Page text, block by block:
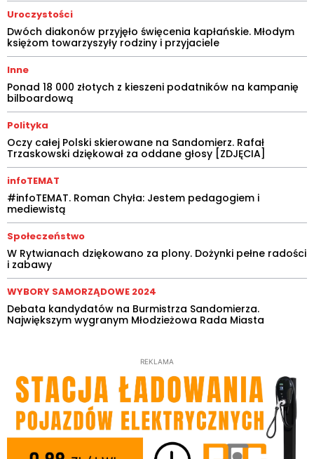
Uroczystości
Dwóch diakonów przyjęło święcenia kapłańskie. Młodym
księżom towarzyszyły rodziny i przyjaciele
Inne
Ponad 18 000 złotych z kieszeni podatników na kampanię
bilboardową
Polityka
Oczy całej Polski skierowane na Sandomierz. Rafał
Trzaskowski dziękował za oddane głosy [ZDJĘCIA]
infoTEMAT
#infoTEMAT. Roman Chyła: Jestem pedagogiem i
mediewistą
Społeczeństwo
W Rytwianach dziękowano za plony. Dożynki pełne radości
i zabawy
WYBORY SAMORZĄDOWE 2024
Debata kandydatów na Burmistrza Sandomierza.
Największym wygranym Młodzieżowa Rada Miasta
REKLAMA